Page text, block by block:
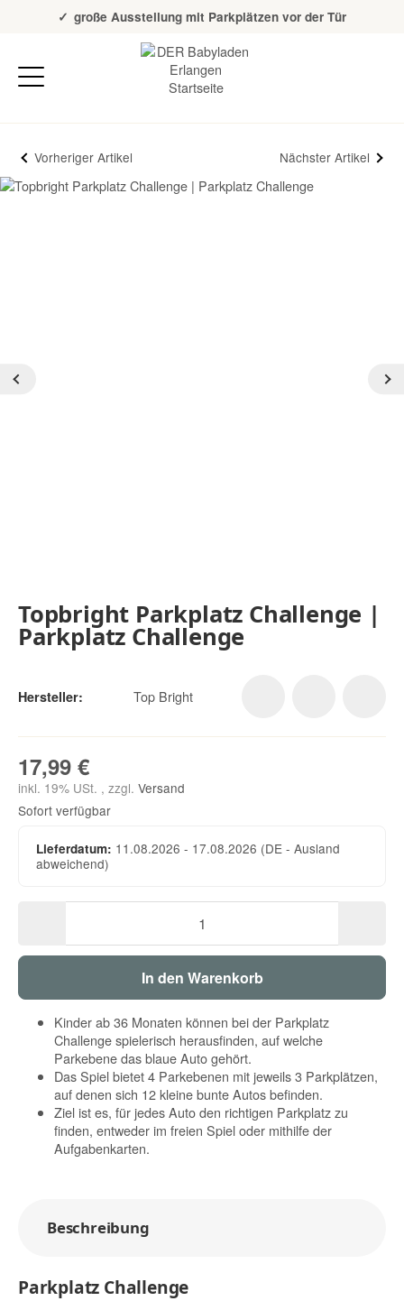
Über 20 Jahre Erfahrung
große Ausstellung mit Parkplätzen vor der Tür
Vorheriger Artikel Nächster Artikel
Topbright Parkplatz Challenge |
Parkplatz Challenge
Hersteller: Top Bright
17,99 €
inkl. 19% USt. , zzgl. Versand
Sofort verfügbar
Lieferdatum: 11.08.2026 - 17.08.2026 (DE - Ausland
abweichend)
In den Warenkorb
Kinder ab 36 Monaten können bei der Parkplatz
Challenge spielerisch herausfinden, auf welche
Parkebene das blaue Auto gehört.
Das Spiel bietet 4 Parkebenen mit jeweils 3 Parkplätzen,
auf denen sich 12 kleine bunte Autos befinden.
Ziel ist es, für jedes Auto den richtigen Parkplatz zu
finden, entweder im freien Spiel oder mithilfe der
Aufgabenkarten.
Beschreibung
Parkplatz Challenge